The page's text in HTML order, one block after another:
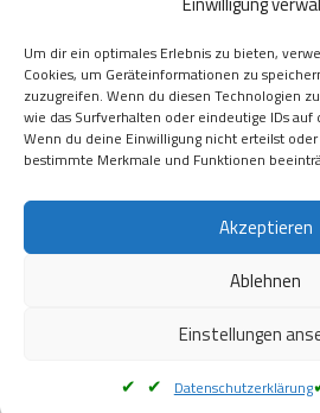
Um dir ein optimales Erlebnis zu bieten,
Cookies, um Geräteinformationen zu
zuzugreifen. Wenn du diesen Technologien
wie das Surfverhalten oder eindeutige IDs
Wenn du deine Einwilligung nicht erteilst
bestimmte Merkmale und Funktionen
Akzeptieren
Ablehnen
Einstellungen
Datenschutzerklärung
Kauf auf Rechung
Klarna
American Express